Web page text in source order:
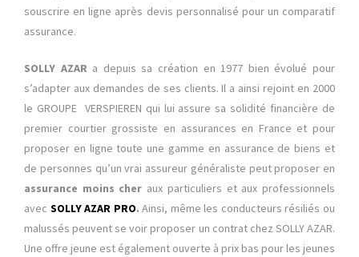
souscrire en ligne après devis personnalisé pour un comparatif
assurance.
SOLLY AZAR a depuis sa création en 1977 bien évolué pour
s’adapter aux demandes de ses clients. Il a ainsi rejoint en 2000
le GROUPE VERSPIEREN qui lui assure sa solidité financière de
premier courtier grossiste en assurances en France et pour
proposer en ligne toute une gamme en assurance de biens et
de personnes qu’un vrai assureur généraliste peut proposer en
assurance moins cher aux particuliers et aux professionnels
avec SOLLY AZAR PRO.Ainsi, même les conducteurs résiliés ou
malussés peuvent se voir proposer un contrat chez SOLLY AZAR.
Une offre jeune est également ouverte à prix bas pour les jeunes